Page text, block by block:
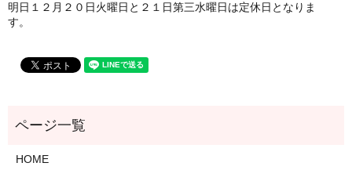
明日１２月２０日火曜日と２１日第三水曜日は定休日となりま
す。
HOME